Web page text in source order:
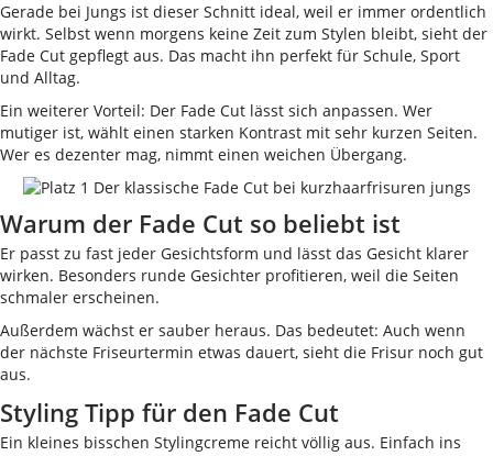
Gerade bei Jungs ist dieser Schnitt ideal, weil er immer ordentlich
wirkt. Selbst wenn morgens keine Zeit zum Stylen bleibt, sieht der
Fade Cut gepflegt aus. Das macht ihn perfekt für Schule, Sport
und Alltag.
Ein weiterer Vorteil: Der Fade Cut lässt sich anpassen. Wer
mutiger ist, wählt einen starken Kontrast mit sehr kurzen Seiten.
Wer es dezenter mag, nimmt einen weichen Übergang.
Warum der Fade Cut so beliebt ist
Er passt zu fast jeder Gesichtsform und lässt das Gesicht klarer
wirken. Besonders runde Gesichter profitieren, weil die Seiten
schmaler erscheinen.
Außerdem wächst er sauber heraus. Das bedeutet: Auch wenn
der nächste Friseurtermin etwas dauert, sieht die Frisur noch gut
aus.
Styling Tipp für den Fade Cut
Ein kleines bisschen Stylingcreme reicht völlig aus. Einfach ins